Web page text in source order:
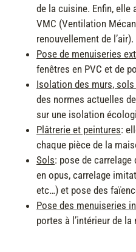
de la cuisine. Enfin, elle
VMC (Ventilation
renouvellement de l’air).
Pose de menuiseries
fenêtres en PVC et de
Isolation des murs,
des normes actuelles
sur une isolation
Plâtrerie et peintures:
chaque pièce de la
Sols: pose de
en opus, carrelage
etc…) et pose des
Pose des menuiseries
portes à l’intérieur de la